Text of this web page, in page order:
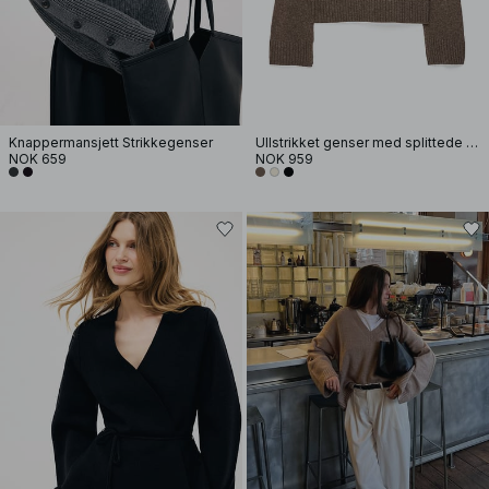
Knappermansjett Strikkegenser
NOK 659
Ullstrikket genser med splittede ermer
NOK 959